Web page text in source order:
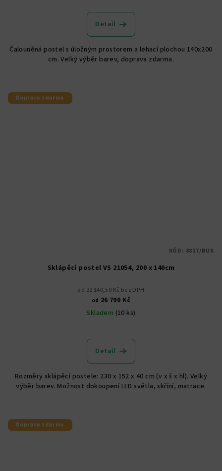
hodnocení
produktu
z
5
Detail
Čalouněná postel s úložným prostorem a lehací plochou 140x200
cm. Velký výběr barev, doprava zdarma.
Doprava zdarma
Sklápěcí postel VS 21054, 200 x 140cm
od 22 140,50 Kč bez DPH
od 26 790 Kč
Skladem (10 ks)
hodnocení
produktu
z
5
Detail
Rozměry sklápěcí postele: 230 x 152 x 40 cm (v x š x hl). Velký
výběr barev. Možnost dokoupení LED světla, skříní, matrace.
KÓD: 8817/BUK
Doprava zdarma